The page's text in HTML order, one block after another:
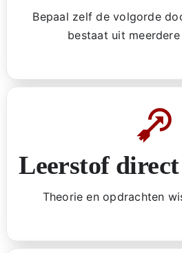
Voor docenten
Bepaal zelf de volgorde
bestaat uit
Leerstof direct
Theorie en opdrachten